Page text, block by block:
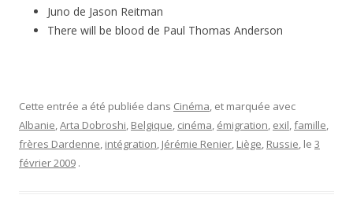
Juno de Jason Reitman
There will be blood de Paul Thomas Anderson
Cette entrée a été publiée dans Cinéma, et marquée avec
Albanie,Arta Dobroshi, Belgique, cinéma, émigration, exil,famille,
frères Dardenne, intégration, Jérémie Renier, Liège, Russie, le 3
février 2009 .